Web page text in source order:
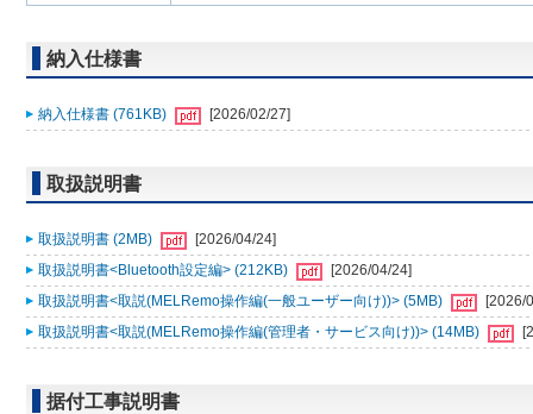
納入仕様書
納入仕様書 (761KB) [2026/02/27]
取扱説明書
取扱説明書 (2MB)
[2026/04/24]
取扱説明書<Bluetooth設定編> (212KB)
[2026/04/24]
取扱説明書<取説(MELRemo操作編(一般ユーザー向け))> (5MB)
[2026/
取扱説明書<取説(MELRemo操作編(管理者・サービス向け))> (14MB)
据付工事説明書